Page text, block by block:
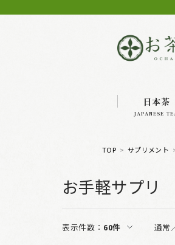
日本茶
JAPANESE
TOP サプリメント
お手軽サプリ
表示件数： 60件 通常